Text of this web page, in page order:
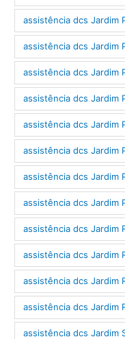
assistência dcs Jardim
assistência dcs Jardim
assistência dcs Jardim
assistência dcs Jardim
assistência dcs Jardim
assistência dcs Jardim
assistência dcs Jardim
assistência dcs Jardim
assistência dcs Jardim
assistência dcs Jardim
assistência dcs Jardim
assistência dcs Jardim
assistência dcs Jardim